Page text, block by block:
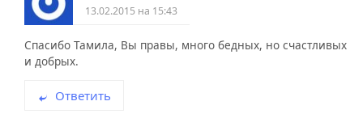
13.02.2015 на 15:43
Спасибо Тамила, Вы правы, много бедных, но счастливых
и добрых.
Ответить